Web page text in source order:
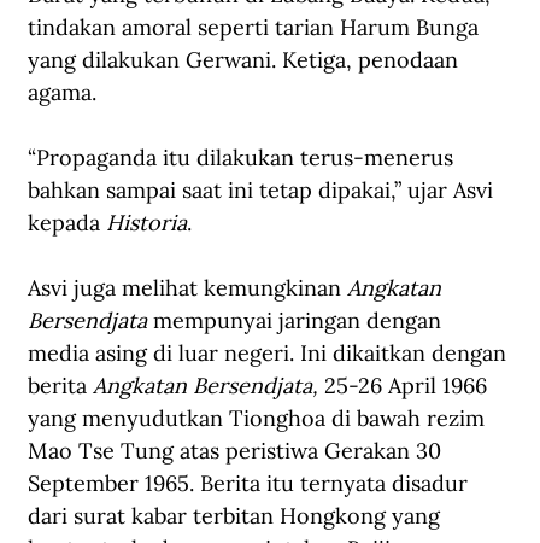
tindakan amoral seperti tarian Harum Bunga
yang dilakukan Gerwani. Ketiga, penodaan
agama.
“Propaganda itu dilakukan terus-menerus
bahkan sampai saat ini tetap dipakai,” ujar Asvi
kepada Historia.
Asvi juga melihat kemungkinan Angkatan
Bersendjata mempunyai jaringan dengan
media asing di luar negeri. Ini dikaitkan dengan
berita Angkatan Bersendjata, 25-26 April 1966
yang menyudutkan Tionghoa di bawah rezim
Mao Tse Tung atas peristiwa Gerakan 30
September 1965. Berita itu ternyata disadur
dari surat kabar terbitan Hongkong yang